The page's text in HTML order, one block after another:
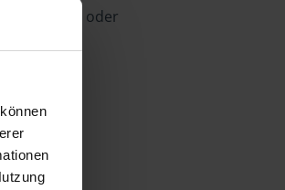
Ihren Ort oder